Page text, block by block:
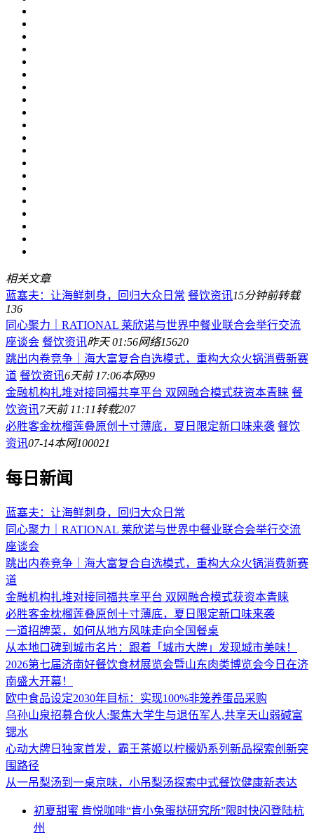
相关文章
蓝塞夫：让海鲜刺身，回归大众日常 餐饮资讯15分钟前转载
136
同心聚力｜RATIONAL 莱欣诺与世界中餐业联合会举行交流
座谈会 餐饮资讯昨天 01:56网络15620
跳出内卷竞争｜海大富复合自选模式，重构大众火锅消费新赛
道 餐饮资讯6天前 17:06本网99
金融机构扎堆对接同福共享平台 双网融合模式获资本青睐 餐
饮资讯7天前 11:11转载207
必胜客金枕榴莲叠原创十寸薄底，夏日限定新口味来袭 餐饮
资讯07-14本网100021
每日新闻
蓝塞夫：让海鲜刺身，回归大众日常
同心聚力｜RATIONAL 莱欣诺与世界中餐业联合会举行交流
座谈会
跳出内卷竞争｜海大富复合自选模式，重构大众火锅消费新赛
道
金融机构扎堆对接同福共享平台 双网融合模式获资本青睐
必胜客金枕榴莲叠原创十寸薄底，夏日限定新口味来袭
一道招牌菜，如何从地方风味走向全国餐桌
从本地口碑到城市名片：跟着「城市大牌」发现城市美味！
2026第七届济南好餐饮食材展览会暨山东肉类博览会今日在济
南盛大开幕！
欧中食品设定2030年目标：实现100%非笼养蛋品采购
乌孙山泉招募合伙人:聚焦大学生与退伍军人,共享天山弱碱富
锶水
心动大牌日独家首发，霸王茶姬以柠檬奶系列新品探索创新突
围路径
从一吊梨汤到一桌京味，小吊梨汤探索中式餐饮健康新表达
初夏甜蜜 肯悦咖啡“肯小兔蛋挞研究所”限时快闪登陆杭
州